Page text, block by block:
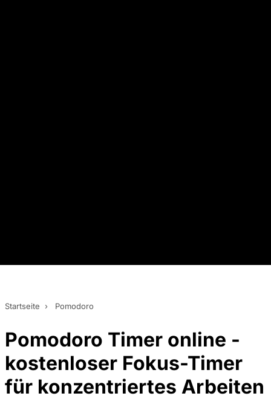
Startseite › Pomodoro
Pomodoro Timer online -
kostenloser Fokus-Timer
für konzentriertes Arbeiten